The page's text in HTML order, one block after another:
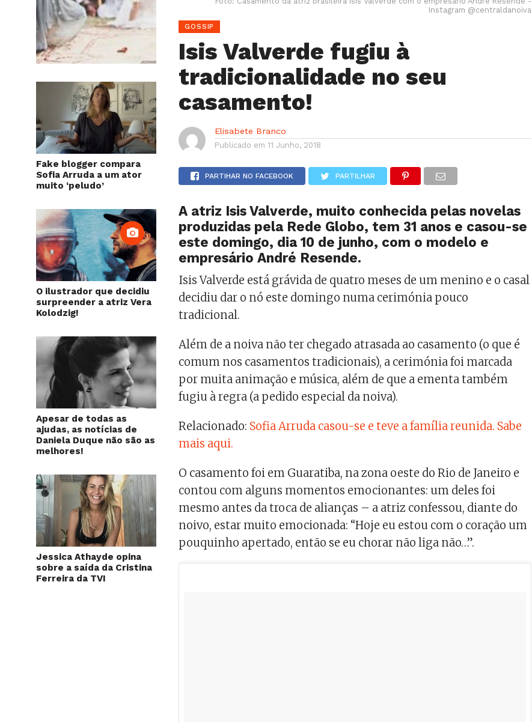
Fake blogger compara
Sofia Arruda a um ator
muito ‘peludo’
O ilustrador que decidiu
surpreender a atriz Vera
Kolodzig!
Apesar de todas as
ajudas, as notícias de
Daniela Duque não são as
melhores!
Jessica Athayde opina
sobre a saída da Cristina
Ferreira da TVI
Instagram @centraldanoiva
GOSSIP
Isis Valverde fugiu à
tradicionalidade no seu
casamento!
Elisabete Branco
Publicado em 11 Junho, 2018
PARTIHAR NO FACEBOOK PARTILHAR
A atriz Isis Valverde, muito conhecida pelas novelas
produzidas pela Rede Globo, tem 31 anos e casou-se
este domingo, dia 10 de junho, com o modelo e
empresário André Resende.
Isis Valverde está grávida de quatro meses de um menino e o casal
decidiu dar o nó este domingo numa cerimónia pouco
tradicional.
Além de a noiva não ter chegado atrasada ao casamento (o que é
comum nos casamentos tradicionais), a cerimónia foi marcada
por muita animação e música, além de que a ementa também
fugiu à regra (a pedido especial da noiva).
Relacionado: Sofia Arruda casou-se e teve a família reunida. Sabe
mais aqui.
O casamento foi em Guaratiba, na zona oeste do Rio de Janeiro e
contou com alguns momentos emocionantes: um deles foi
mesmo antes da troca de alianças – a atriz confessou, diante do
noivo, estar muito emocionada: “Hoje eu estou com o coração um
pouquinho apertado, então se eu chorar não liga não…”.